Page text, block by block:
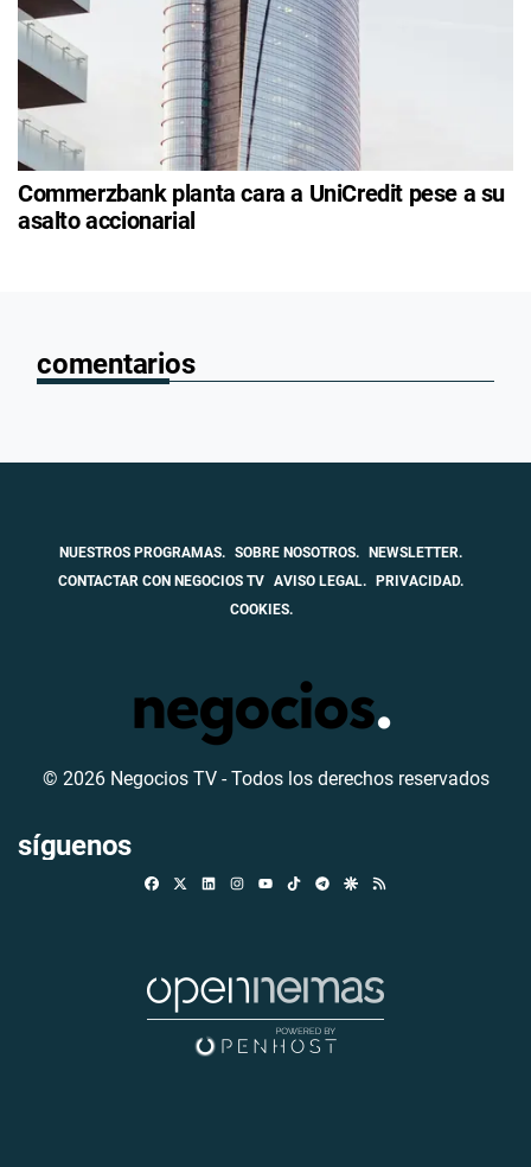
Commerzbank planta cara a UniCredit pese a su
asalto accionarial
comentarios
NUESTROS PROGRAMAS. SOBRE NOSOTROS.
NEWSLETTER.
CONTACTAR CON NEGOCIOS TV AVISO LEGAL.
PRIVACIDAD.
COOKIES.
© 2026 Negocios TV - Todos los derechos reservados
síguenos
FacebookLinkedinInstagramTikTokTelegramGoogle Discover